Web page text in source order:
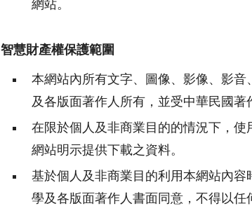
網站。
慧財產權保護範圍
本網站內所有文字、圖像、影像、影
及各版面著作人所有，並受中華民國著
在限於個人及非商業目的的情況下，
網站明示提供下載之資料。
基於個人及非商業目的利用本網站內
學及各版面著作人書面同意，不得以任